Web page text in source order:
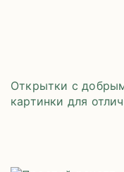
Открытки с
картинки для